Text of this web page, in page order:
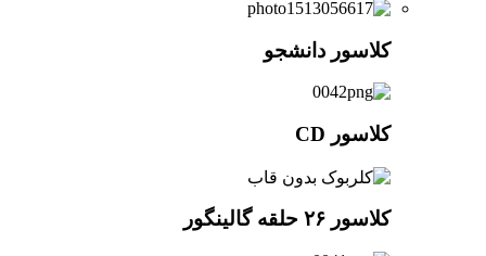
کلاسور دانشجو
کلاسور CD
کلاسور ۲۶ حلقه گالینگور